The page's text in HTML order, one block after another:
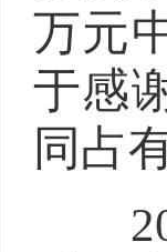
万元
于感
同占